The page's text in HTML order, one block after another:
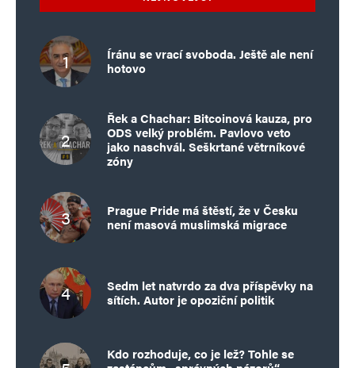
Íránu se vrací svoboda. Ještě ale není
hotovo
Řek a Chachar: Bitcoinová kauza, pro
ODS velký problém. Pavlovo veto
jako naschvál. Seškrtané větrníkové
zóny
Prague Pride má štěstí, že v Česku
není masová muslimská migrace
Sedm let natvrdo za dva příspěvky na
sítích. Autor je opoziční politik
Kdo rozhoduje, co je lež? Tohle se